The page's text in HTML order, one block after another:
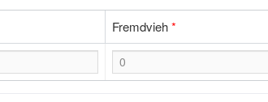
Fremdvieh*